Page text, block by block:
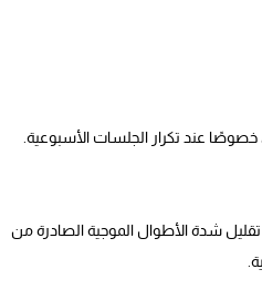
خصوصًا عند تكرار الجلسات الأسبوعية.
شدة الأطوال الموجية الصادرة من